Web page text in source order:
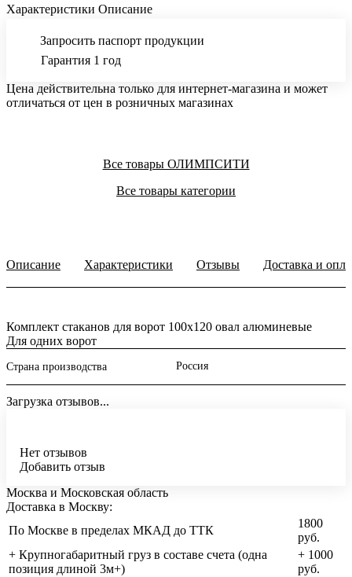
Характеристики Описание
Запросить паспорт продукции
Гарантия 1 год
Цена действительна только для интернет-магазина и может
отличаться от цен в розничных магазинах
Все товары ОЛИМПСИТИ
Все товары категории
Описание Характеристики Отзывы Доставка и
Комплект стаканов для ворот 100х120 овал алюминевые
Для одних ворот
Страна производства Россия
Загрузка отзывов...
Нет отзывов
Добавить отзыв
Москва и Московская область
Доставка в Москву:
По Москве в пределах МКАД до ТТК
1800
руб.
+ Крупногабаритный груз в составе счета (одна
позиция длиной 3м+)
+ 1000
руб.